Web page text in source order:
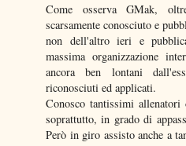
Come osserva GMak,
scarsamente conosciuto e
non dell'altro ieri e
massima organizzazione
ancora ben lontani
riconosciuti ed applicati.
Conosco tantissimi allenatori
soprattutto, in grado di
Però in giro assisto anche a